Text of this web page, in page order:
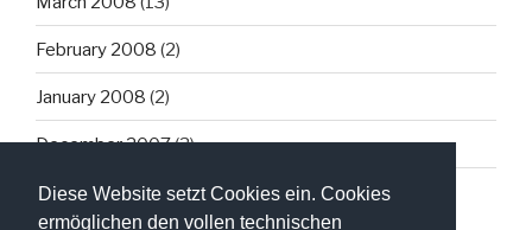
Diese Website setzt Cookies ein. Cookies
ermöglichen den vollen technischen
February 2008 (2)
January 2008 (2)
December 2007(3)